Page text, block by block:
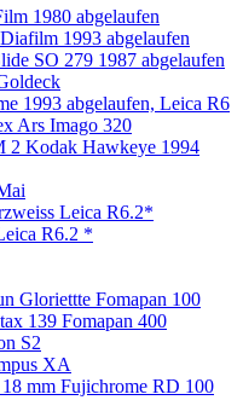
1980 abgelaufen
1993 abgelaufen
SO 279 1987 abgelaufen
1993 abgelaufen, Leica R6
Ars Imago 320
2 Kodak Hawkeye 1994
Leica R6.2*
R6.2 *
Gloriettte Fomapan 100
139 Fomapan 400
S2
XA
mm Fujichrome RD 100